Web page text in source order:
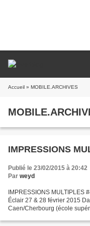
Accueil » MOBILE.ARCHIVES
IMPRESSIONS
Publié le 23/02/2015 à 20:42
Par weyd
IMPRESSIONS MULTIPLES
Éclair 27 & 28 février 2015
Caen/Cherbourg (école